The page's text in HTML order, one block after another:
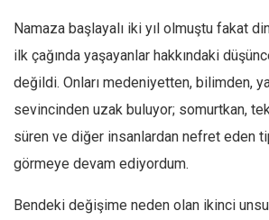
Siyaset
Dünya
Avrupa
Asya
Afrika
İslam Dünyası
Amerika
Namaza başlayalı iki yıl olmuştu fakat
ilk çağında yaşayanlar hakkındaki
değildi. Onları medeniyetten, bilimden,
sevincinden uzak buluyor; somurtkan,
süren ve diğer insanlardan nefret eden
görmeye devam ediyordum.
Bendeki değişime neden olan ikinci